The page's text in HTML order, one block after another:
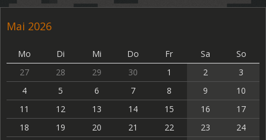
Mai 2026
Mo Di Mi Do Fr Sa
So
27
28 29 30 1 2
3
4
5 6 7 8 9
10
11
12 13 14 15 16
17
18
19 20 21 22 23 24